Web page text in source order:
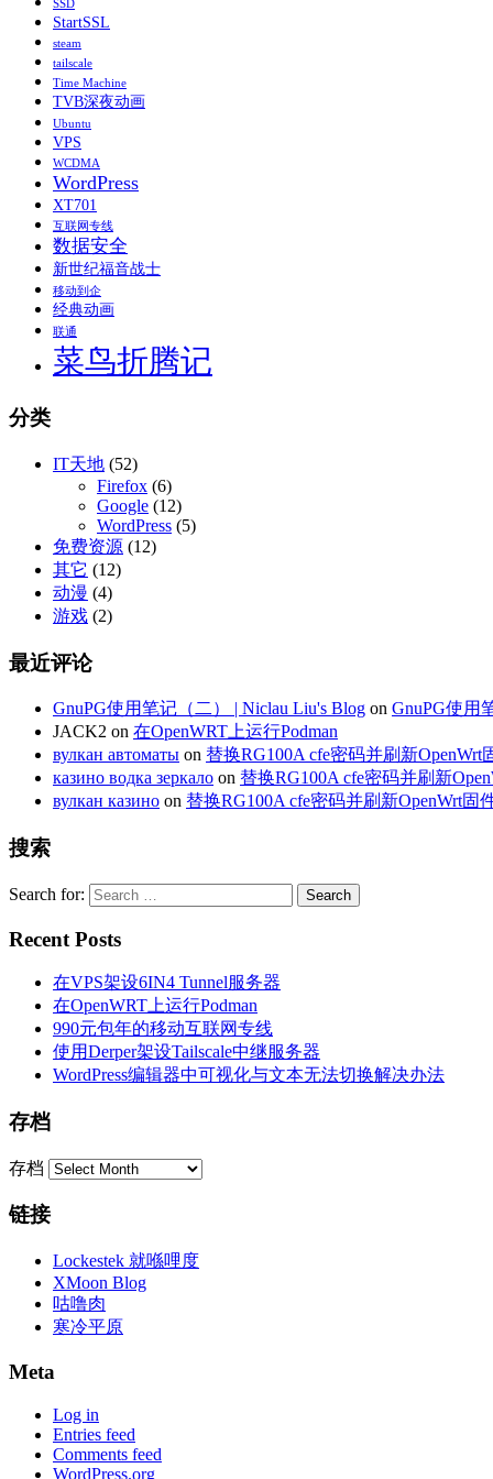
SSD
StartSSL
steam
tailscale
Time Machine
TVB深夜动画
Ubuntu
VPS
WCDMA
WordPress
XT701
互联网专线
数据安全
新世纪福音战士
移动到企
经典动画
联通
菜鸟折腾记
分类
IT天地 (52)
Firefox (6)
Google (12)
WordPress (5)
免费资源 (12)
其它 (12)
动漫 (4)
游戏 (2)
最近评论
GnuPG使用笔记（二） | Niclau Liu's Blog on GnuPG使用
JACK2 on 在OpenWRT上运行Podman
вулкан автоматы on 替换RG100A cfe密码并刷新OpenWrt
казино водка зеркало on 替换RG100A cfe密码并刷新
вулкан казино on 替换RG100A cfe密码并刷新OpenWrt固
搜索
Search for:
Recent Posts
在VPS架设6IN4 Tunnel服务器
在OpenWRT上运行Podman
990元包年的移动互联网专线
使用Derper架设Tailscale中继服务器
WordPress编辑器中可视化与文本无法切换解决办法
存档
存档
链接
Lockestek 就喺哩度
XMoon Blog
咕噜肉
寒冷平原
Meta
Log in
Entries feed
Comments feed
WordPress.org